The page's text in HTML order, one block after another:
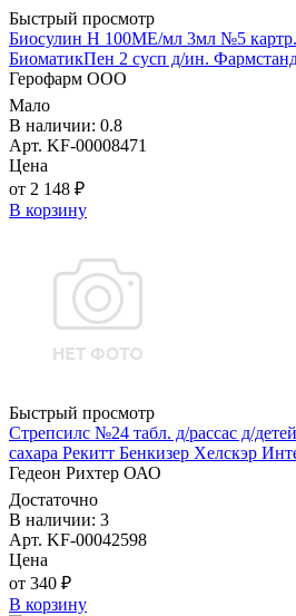
Быстрый просмотр
Биосулин Н 100МЕ/мл 3мл №5
БиоматикПен 2 сусп д/ин.
Герофарм ООО
Мало
В наличии: 0.8
Арт. KF-00008471
Цена
от 2 148 ₽
В корзину
Быстрый просмотр
Стрепсилс №24 табл. д/рассас д/
сахара Рекитт Бенкизер Хелскэр
Гедеон Рихтер ОАО
Достаточно
В наличии: 3
Арт. KF-00042598
Цена
от 340 ₽
В корзину